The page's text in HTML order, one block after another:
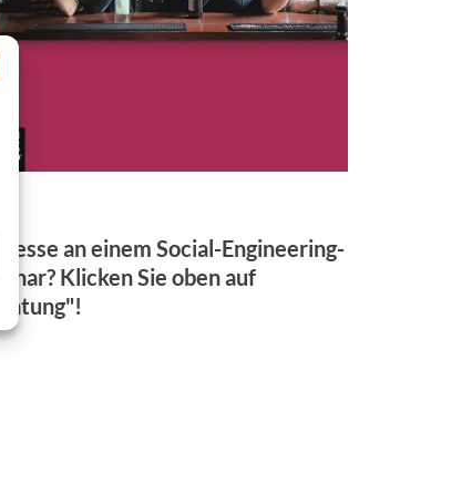
an einem Social-Engineering-
Klicken Sie oben auf